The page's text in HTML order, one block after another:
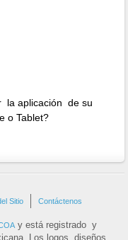
la aplicación de su
o Tablet?
Sitio Contáctenos
y está registrado y
Los logos, diseños,